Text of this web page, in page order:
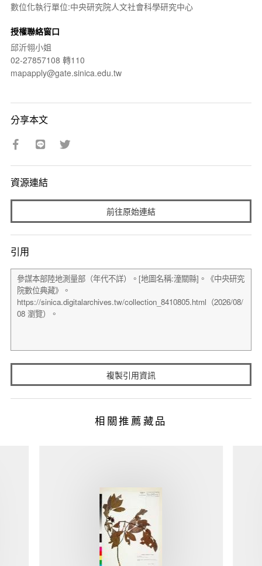
數位化執行單位:中央研究院人文社會科學研究中心
授權聯絡窗口
邱沂翎小姐
02-27857108 轉110
mapapply@gate.sinica.edu.tw
分享本文
資源連結
前往原始連結
引用
複製引用資訊
相關推薦藏品